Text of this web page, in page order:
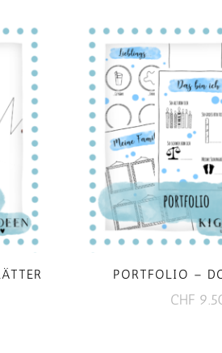
PORTFOLIO –
CHF